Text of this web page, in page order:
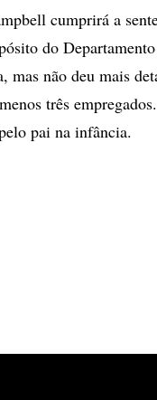
cumprirá a
do
não deu mais
três
pai na infância.